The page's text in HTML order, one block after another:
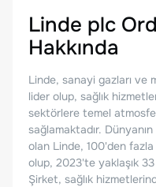
Linde plc
Hakkında
Linde, sanayi gazları ve
lider olup, sağlık
sektörlere temel
sağlamaktadır.
olan Linde, 100'den
olup, 2023'te yaklaşık
Şirket, sağlık